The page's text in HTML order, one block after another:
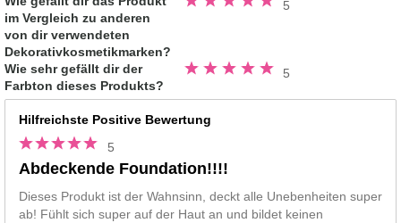
im Vergleich zu anderen
von dir verwendeten
Dekorativkosmetikmarken?
5
5.0
Wie sehr gefällt dir der
Farbton dieses Produkts?
5
Bewertung
5.0
5
Hilfreichste Positive Bewertung
5
Abdeckende Foundation!!!!
Dieses Produkt ist der Wahnsinn, deckt alle Unebenheiten super
ab! Fühlt sich super auf der Haut an und bildet keinen